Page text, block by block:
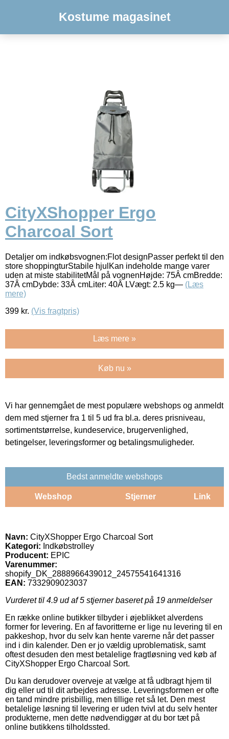
Kostume magasinet
CityXShopper Ergo
Charcoal Sort
Detaljer om indkøbsvognen:Flot designPasser perfekt til den
store shoppingturStabile hjulKan indeholde mange varer
uden at miste stabilitetMål på vognenHøjde: 75Â cmBredde:
37Â cmDybde: 33Â cmLiter: 40Â LVægt: 2.5 kg— (Læs
mere)
399 kr. (Vis fragtpris)
Læs mere »
Køb nu »
Vi har gennemgået de mest populære webshops og anmeldt
dem med stjerner fra 1 til 5 ud fra bl.a. deres prisniveau,
sortimentstørrelse, kundeservice, brugervenlighed,
betingelser, leveringsformer og betalingsmuligheder.
Bedst anmeldte webshops
Webshop Stjerner Link
Navn: CityXShopper Ergo Charcoal Sort
Kategori: Indkøbstrolley
Producent: EPIC
Varenummer:
shopify_DK_2888966439012_24575541641316
EAN: 7332909023037
Vurderet til 4.9 ud af 5 stjerner baseret på 19 anmeldelser
En række online butikker tilbyder i øjeblikket alverdens
former for levering. En af favoritterne er lige nu levering til en
pakkeshop, hvor du selv kan hente varerne når det passer
ind i din kalender. Den er jo vældig uproblematisk, samt
oftest desuden den mest betalelige fragtløsning ved køb af
CityXShopper Ergo Charcoal Sort.
Du kan derudover overveje at vælge at få udbragt hjem til
dig eller ud til dit arbejdes adresse. Leveringsformen er ofte
en tand mindre prisbillig, men tillige ret så let. Den mest
betalelige løsning til levering er uden tvivl at du selv henter
produkterne, men dette nødvendiggør at du bor tæt på
online butikkens tilholdssted.